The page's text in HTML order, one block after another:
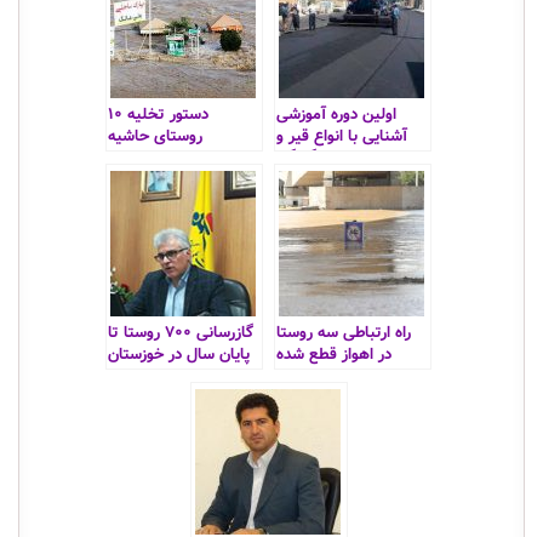
اولین دوره آموزشی
آشنایی با انواع قیر و
کاربرد و چگونگی
استفاده آن‌ها در معابر
شهری و روستایی
برگزار می شود
دستور تخلیه ۱۰
روستای حاشیه
راه ارتباطی سه روستا
در اهواز قطع شده
گازرسانی ۷۰۰ روستا تا
پایان سال در خوزستان